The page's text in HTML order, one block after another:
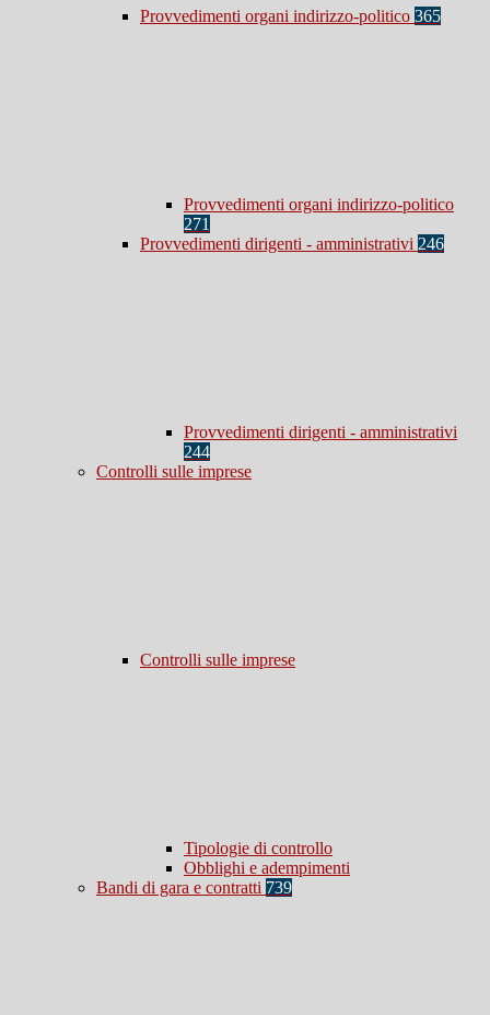
Provvedimenti organi indirizzo-politico 365
Provvedimenti organi indirizzo-politico
271
Provvedimenti dirigenti - amministrativi 246
Provvedimenti dirigenti - amministrativi
244
Controlli sulle imprese
Controlli sulle imprese
Tipologie di controllo
Obblighi e adempimenti
Bandi di gara e contratti 739